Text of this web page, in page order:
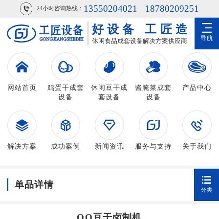
24小时咨询热线： 13550204021 18780209251
好设备 工匠造
休闲食品成套设备解决方案供应商 导航
网站首页
鸡蛋干成套
设备
休闲豆干成
套设备
酱腌菜成套
设备
产品中心
解决方案 成功案例 新闻资讯 服务与支持 关于我们
单品详情
分类